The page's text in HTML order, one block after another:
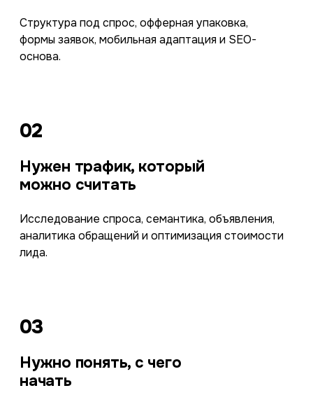
Структура под спрос, офферная упаковка,
формы заявок, мобильная адаптация и SEO-
основа.
02
Нужен трафик, который
можно считать
Исследование спроса, семантика, объявления,
аналитика обращений и оптимизация стоимости
лида.
03
Нужно понять, с чего
начать